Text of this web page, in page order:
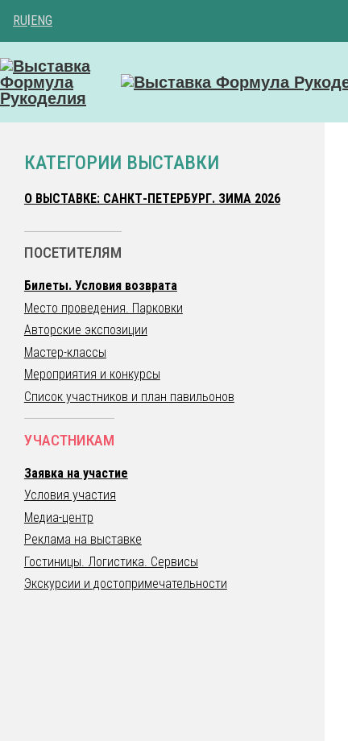
RU ENG
КАТЕГОРИИ ВЫСТАВКИ
О ВЫСТАВКЕ: САНКТ-ПЕТЕРБУРГ. ЗИМА 2026
ПОСЕТИТЕЛЯМ
Билеты. Условия возврата
Место проведения. Парковки
Авторские экспозиции
Мастер-классы
Мероприятия и конкурсы
Список участников и план павильонов
УЧАСТНИКАМ
Заявка на участие
Условия участия
Медиа-центр
Реклама на выставке
Гостиницы. Логистика. Сервисы
Экскурсии и достопримечательности